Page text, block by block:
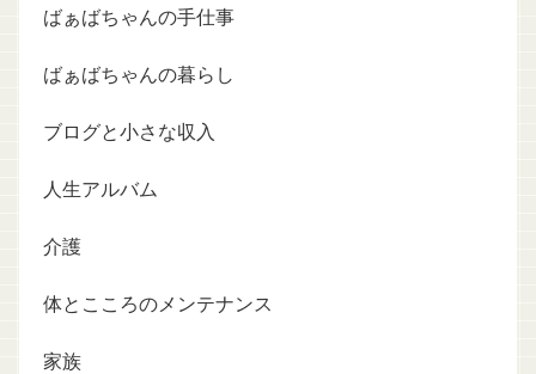
ばぁばちゃんの手仕事
ばぁばちゃんの暮らし
ブログと小さな収入
人生アルバム
介護
体とこころのメンテナンス
家族